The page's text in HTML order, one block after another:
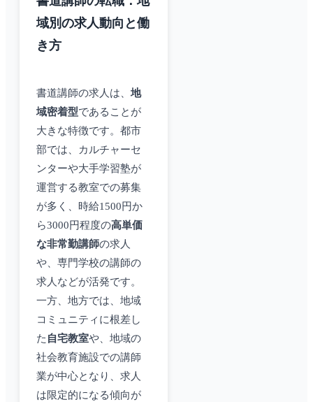
域別の求人動向と働
き方
書道講師の求人は、 地
域密着型であることが
大きな特徴です。都市
部では、カルチャーセ
ンターや大手学習塾が
運営する教室での募集
が多く、時給1500円か
ら3000円程度の高単価
な非常勤講師の求人
や、専門学校の講師の
求人などが活発です。
一方、地方では、地域
コミュニティに根差し
た 自宅教室や、地域の
社会教育施設での講師
業が中心となり、求人
は限定的になる傾向が